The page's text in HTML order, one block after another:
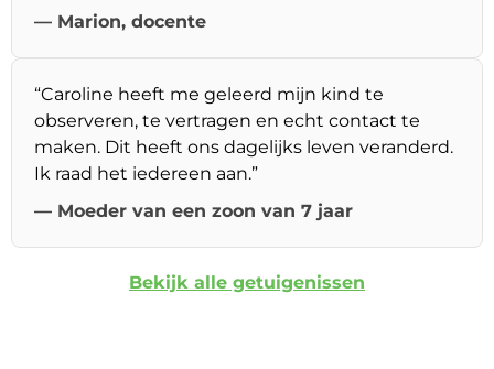
— Marion, docente
“Caroline heeft me geleerd mijn kind te
observeren, te vertragen en echt contact te
maken. Dit heeft ons dagelijks leven veranderd.
Ik raad het iedereen aan.”
— Moeder van een zoon van 7 jaar
Bekijk alle getuigenissen